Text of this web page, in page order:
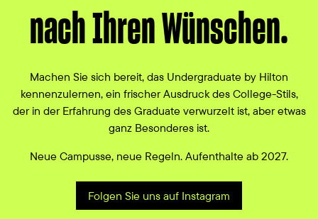
nach Ihren Wünschen.
Machen Sie sich bereit, das Undergraduate by Hilton
kennenzulernen, ein frischer Ausdruck des College-Stils,
der in der Erfahrung des Graduate verwurzelt ist, aber etwas
ganz Besonderes ist.
Neue Campusse, neue Regeln. Aufenthalte ab 2027.
Folgen Sie uns auf Instagram